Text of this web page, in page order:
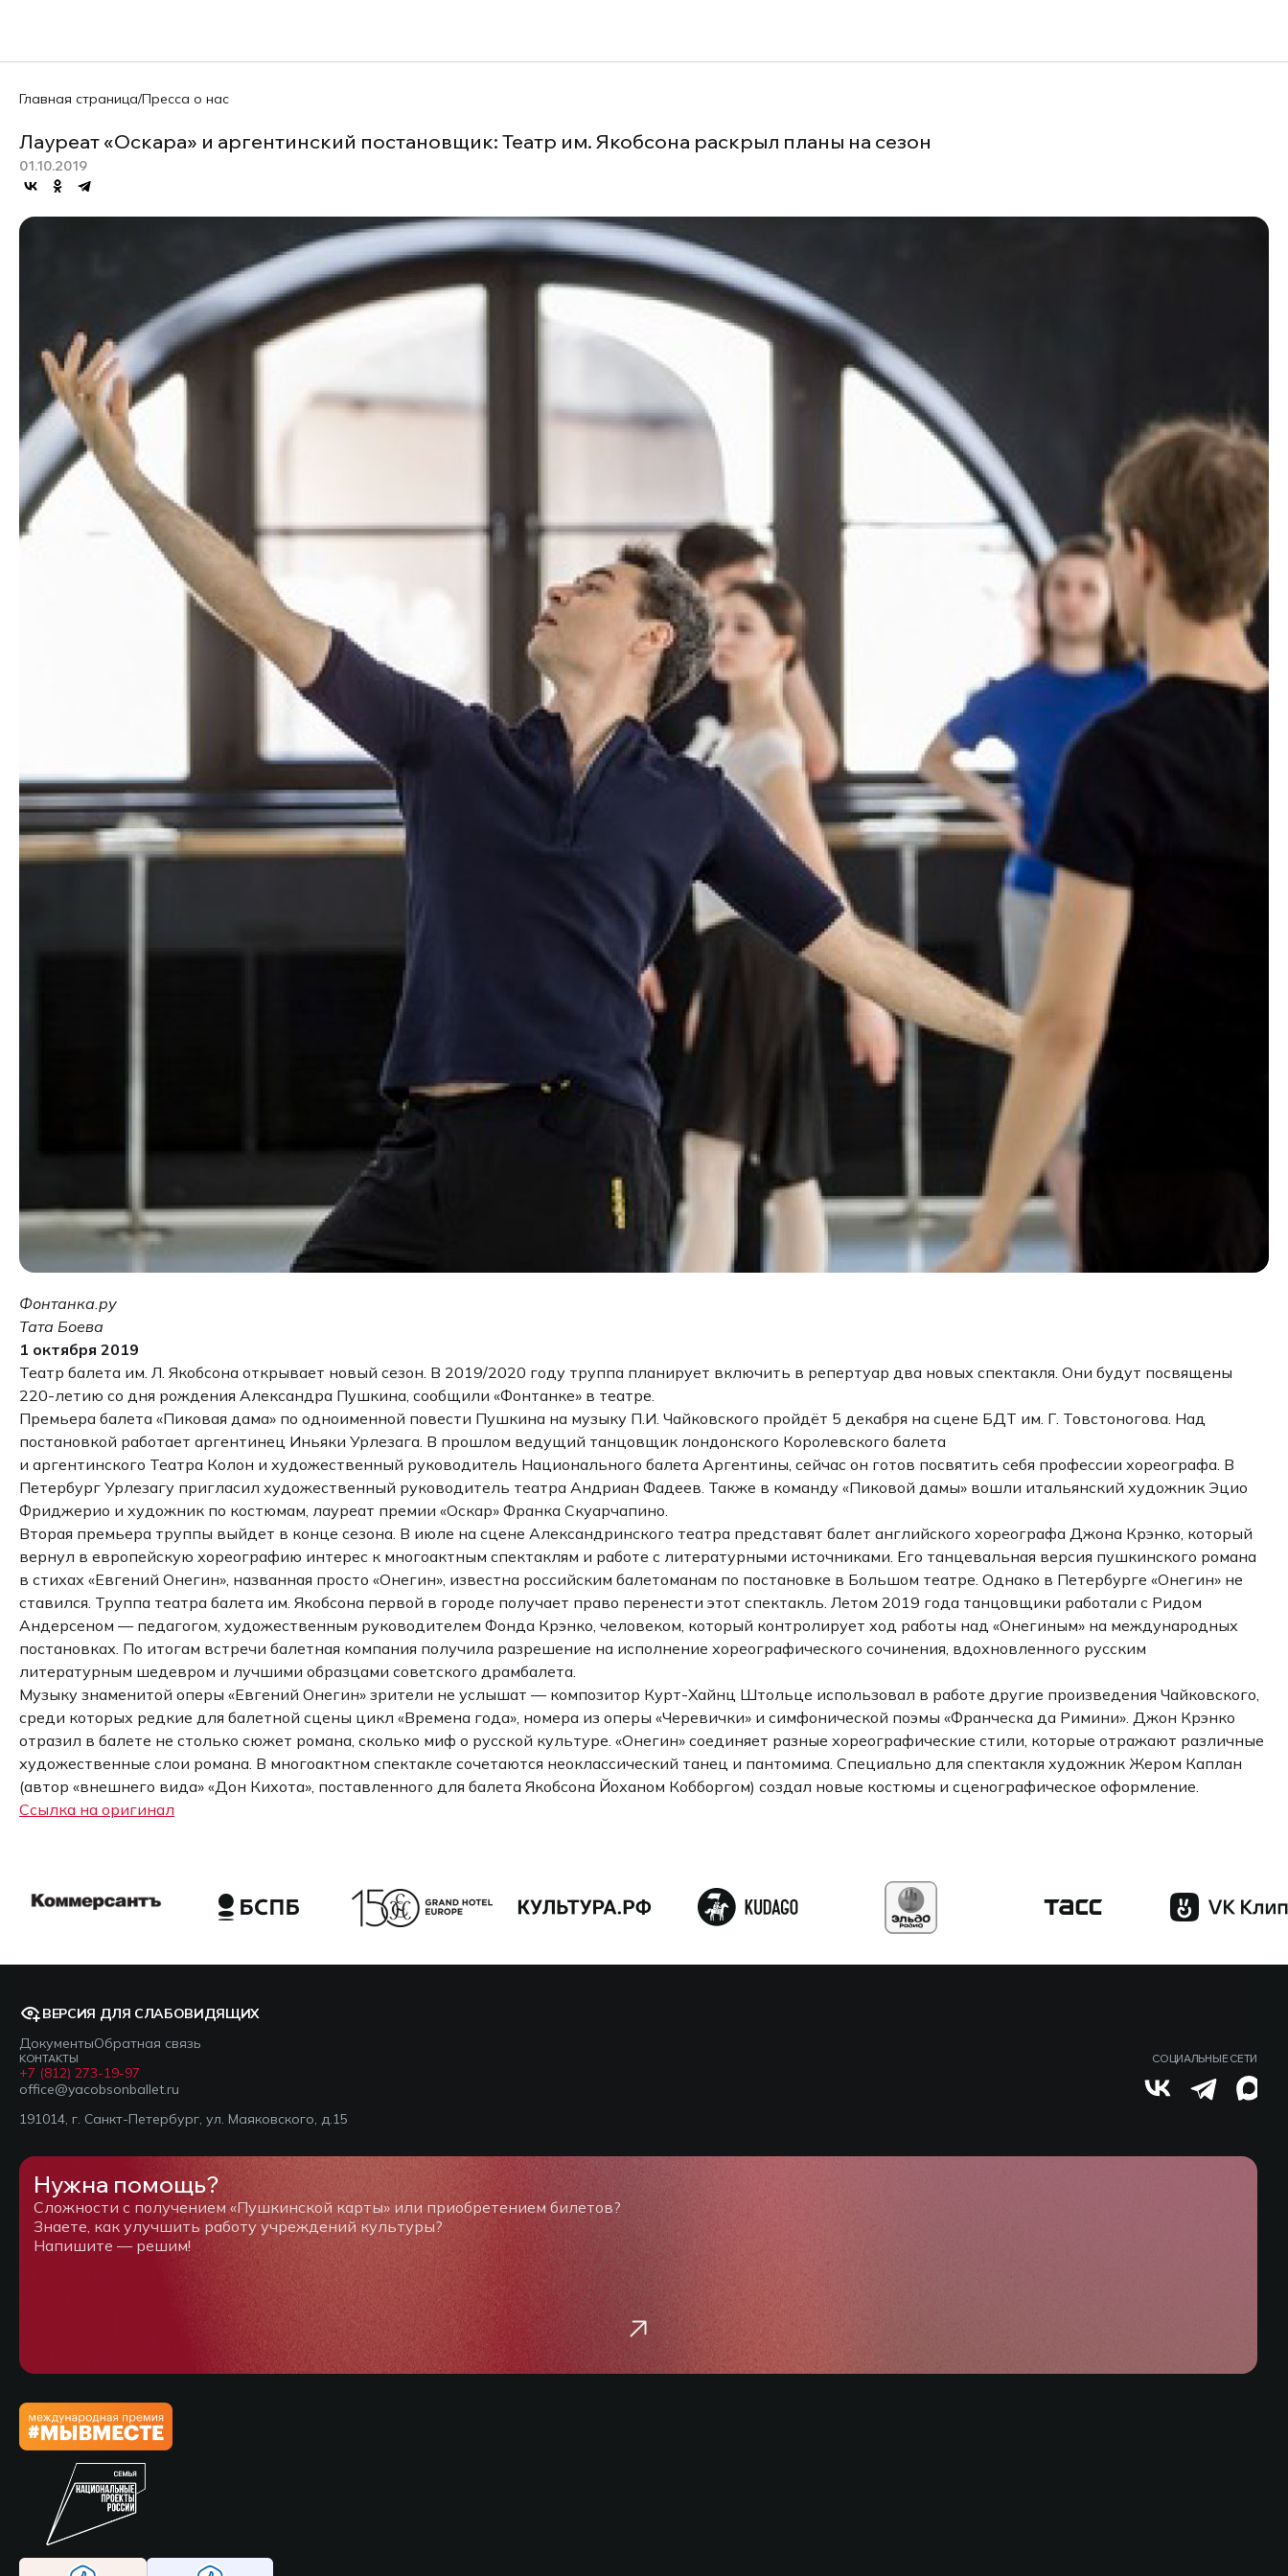
Главная страница/Пресса о нас
Лауреат «Оскара» и аргентинский постановщик: Театр им. Якобсона раскрыл планы на сезон
01.10.2019
Фонтанка.ру
Тата Боева
1 октября 2019
Театр балета им. Л. Якобсона открывает новый сезон. В 2019/2020 году труппа планирует включить в репертуар два новых спектакля. Они будут посвящены
220-летию со дня рождения Александра Пушкина, сообщили «Фонтанке» в театре.
Премьера балета «Пиковая дама» по одноименной повести Пушкина на музыку П.И. Чайковского пройдёт 5 декабря на сцене БДТ им. Г. Товстоногова. Над
постановкой работает аргентинец Иньяки Урлезага. В прошлом ведущий танцовщик лондонского Королевского балета
и аргентинского Театра Колон и художественный руководитель Национального балета Аргентины, сейчас он готов посвятить себя профессии хореографа. В
Петербург Урлезагу пригласил художественный руководитель театра Андриан Фадеев. Также в команду «Пиковой дамы» вошли итальянский художник Эцио
Фриджерио и художник по костюмам, лауреат премии «Оскар» Франка Скуарчапино.
Вторая премьера труппы выйдет в конце сезона. В июле на сцене Александринского театра представят балет английского хореографа Джона Крэнко, который
вернул в европейскую хореографию интерес к многоактным спектаклям и работе с литературными источниками. Его танцевальная версия пушкинского романа
в стихах «Евгений Онегин», названная просто «Онегин», известна российским балетоманам по постановке в Большом театре. Однако в Петербурге «Онегин» не
ставился. Труппа театра балета им. Якобсона первой в городе получает право перенести этот спектакль. Летом 2019 года танцовщики работали с Ридом
Андерсеном — педагогом, художественным руководителем Фонда Крэнко, человеком, который контролирует ход работы над «Онегиным» на международных
постановках. По итогам встречи балетная компания получила разрешение на исполнение хореографического сочинения, вдохновленного русским
литературным шедевром и лучшими образцами советского драмбалета.
Музыку знаменитой оперы «Евгений Онегин» зрители не услышат — композитор Курт-Хайнц Штольце использовал в работе другие произведения Чайковского,
среди которых редкие для балетной сцены цикл «Времена года», номера из оперы «Черевички» и симфонической поэмы «Франческа да Римини». Джон Крэнко
отразил в балете не столько сюжет романа, сколько миф о русской культуре. «Онегин» соединяет разные хореографические стили, которые отражают различные
художественные слои романа. В многоактном спектакле сочетаются неоклассический танец и пантомима. Специально для спектакля художник Жером Каплан
(автор «внешнего вида» «Дон Кихота», поставленного для балета Якобсона Йоханом Кобборгом) создал новые костюмы и сценографическое оформление.
Ссылка на оригинал
ВЕРСИЯ ДЛЯ СЛАБОВИДЯЩИХ
ДокументыОбратная связь
КОНТАКТЫ
+7 (812) 273-19-97
office@yacobsonballet.ru
СОЦИАЛЬНЫЕ СЕТИ
191014, г. Санкт-Петербург, ул. Маяковского, д.15
Нужна помощь?
Сложности с получением «Пушкинской карты» или приобретением билетов?
Знаете, как улучшить работу учреждений культуры?
Напишите — решим!